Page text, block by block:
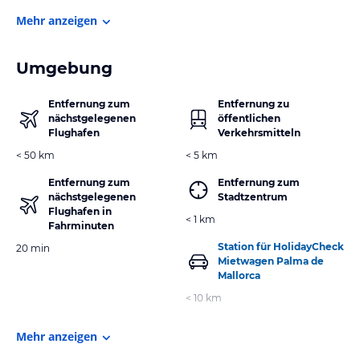
Mehr anzeigen
Umgebung
Entfernung zum
nächstgelegenen
Flughafen
< 50 km
Entfernung zum
nächstgelegenen
Flughafen in
Fahrminuten
20 min
Entfernung zu
öffentlichen
Verkehrsmitteln
< 5 km
Entfernung zum
Stadtzentrum
< 1 km
Station für HolidayCheck
Mietwagen Palma de
Mallorca
< 10 km
Mehr anzeigen